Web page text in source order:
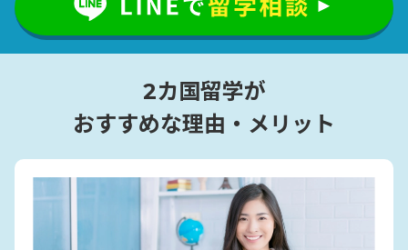
2カ国留学が
おすすめな理由・メリット